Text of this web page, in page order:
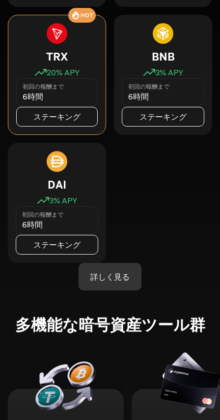
HOT
TRX
20% APY
初回の報酬まで
6時間
ステーキング
BNB
3% APY
初回の報酬まで
6時間
ステーキング
DAI
3% APY
初回の報酬まで
6時間
ステーキング
詳しく見る
多機能な暗号資産ツール群